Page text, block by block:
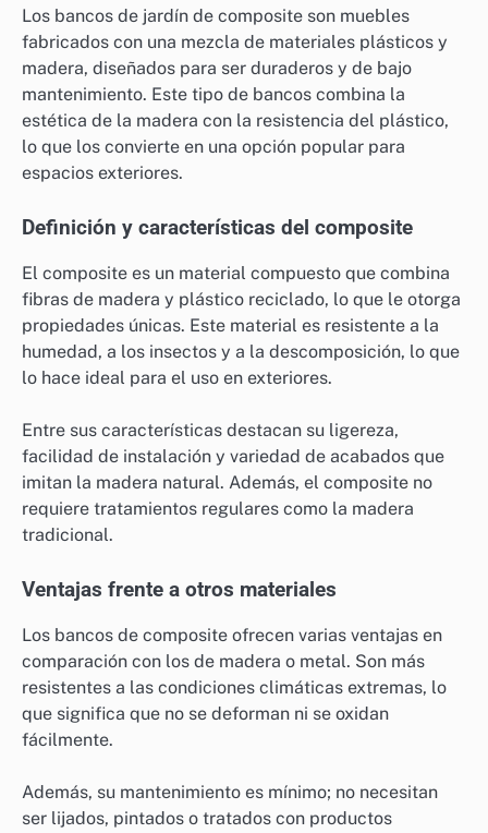
Los bancos de jardín de composite son muebles
fabricados con una mezcla de materiales plásticos y
madera, diseñados para ser duraderos y de bajo
mantenimiento. Este tipo de bancos combina la
estética de la madera con la resistencia del plástico,
lo que los convierte en una opción popular para
espacios exteriores.
Definición y características del composite
El composite es un material compuesto que combina
fibras de madera y plástico reciclado, lo que le otorga
propiedades únicas. Este material es resistente a la
humedad, a los insectos y a la descomposición, lo que
lo hace ideal para el uso en exteriores.
Entre sus características destacan su ligereza,
facilidad de instalación y variedad de acabados que
imitan la madera natural. Además, el composite no
requiere tratamientos regulares como la madera
tradicional.
Ventajas frente a otros materiales
Los bancos de composite ofrecen varias ventajas en
comparación con los de madera o metal. Son más
resistentes a las condiciones climáticas extremas, lo
que significa que no se deforman ni se oxidan
fácilmente.
Además, su mantenimiento es mínimo; no necesitan
ser lijados, pintados o tratados con productos